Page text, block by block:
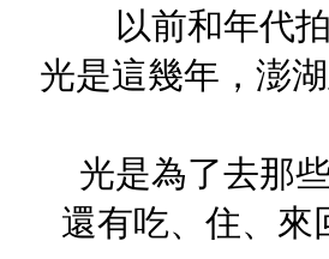
以前和年代
光是這幾年，澎
光是為了去那
還有吃、住、來